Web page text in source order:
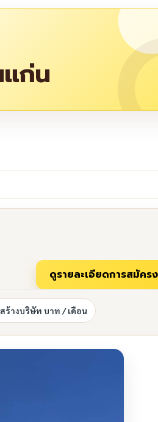
ก่น
ร้างบริษัท บาท / เดือน